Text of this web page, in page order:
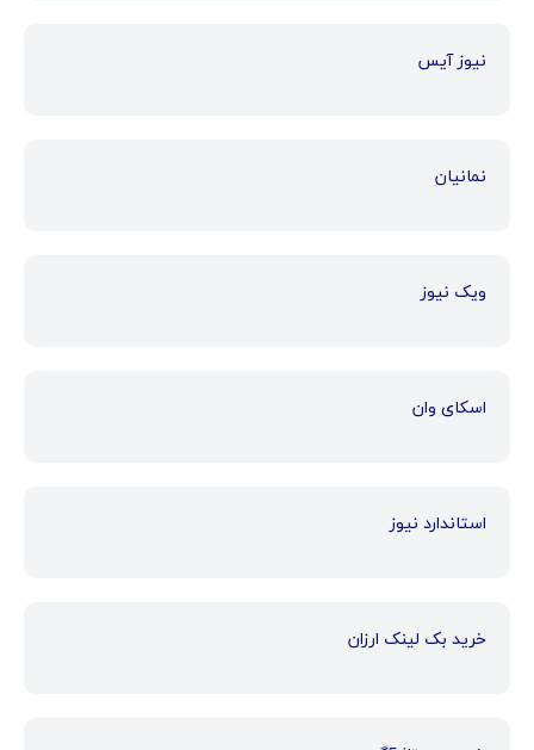
نیوز آیس
نمانیان
ویک نیوز
اسکای وان
استاندارد نیوز
خرید بک لینک ارزان